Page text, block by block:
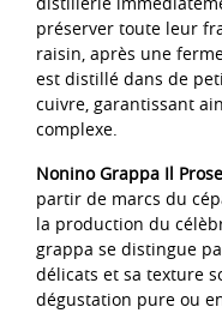
préserver toute leur
raisin, après une
est distillé dans de
cuivre, garantissant
complexe.
Nonino Grappa Il
partir de marcs du
la production du
grappa se distingue
délicats et sa texture
dégustation pure ou